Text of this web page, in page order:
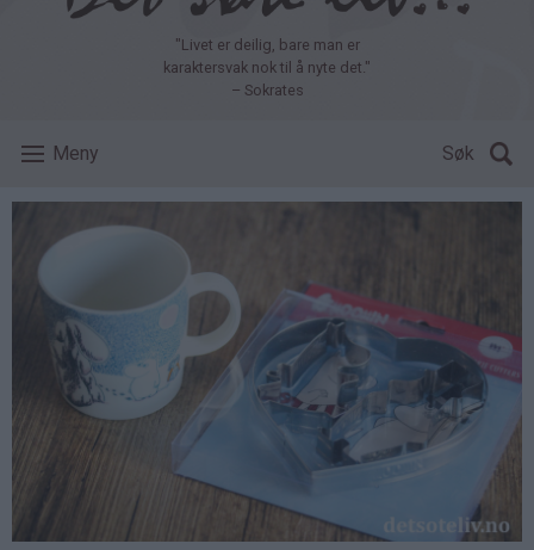
"Livet er deilig, bare man er
karaktersvak nok til å nyte det."
– Sokrates
Meny Søk